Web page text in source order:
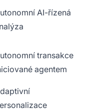
AI-řízená
transakce
agentem